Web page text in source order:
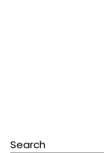
Search